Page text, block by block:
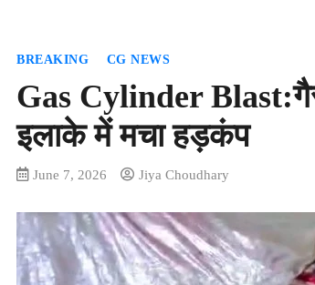
BREAKING CG NEWS
Gas Cylinder
इलाके में मचा हड़कंप
June 7, 2026 Jiya Choudhary